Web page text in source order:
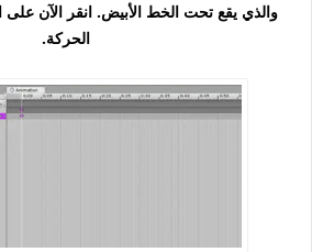
والذي يقع تحت الخط الأبيض. انقر الآن على
الحركة.